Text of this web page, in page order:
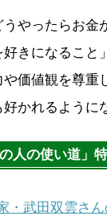
やったらお金
きになること
価値観を尊
かれるように
人の使い道」
・武田双雲さ